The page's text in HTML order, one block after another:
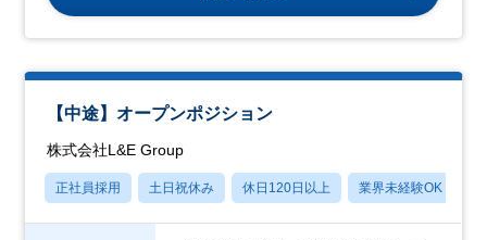
【中途】オープンポジション
株式会社L&E Group
正社員採用 土日祝休み 休日120日以上 業界未経験OK